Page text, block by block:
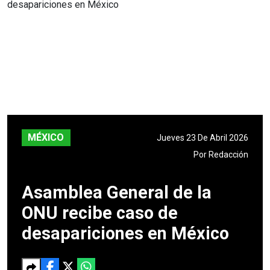
MÉXICO
Jueves 23 De Abril 2026
Por Redacción
Asamblea General de la
ONU recibe caso de
desapariciones en México